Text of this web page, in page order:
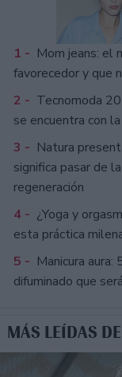
1 - Mom jeans: el
favorecedor y que
2 - Tecnomoda
se encuentra con
3 - Natura
significa pasar de
regeneración
4 - ¿Yoga y
esta práctica
5 - Manicura
difuminado que
MÁS LEÍDAS